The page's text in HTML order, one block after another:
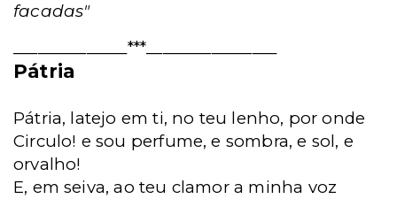
facadas"
______________***________________
Pátria
Pátria, latejo em ti, no teu lenho, por onde
Circulo! e sou perfume, e sombra, e sol, e
orvalho!
E, em seiva, ao teu clamor a minha voz